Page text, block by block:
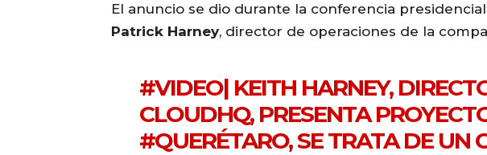
El anuncio se dio durante la conferencia
Patrick Harney, director de operaciones de la
#VIDEO| KEITH HARNEY,
CLOUDHQ, PRESENTA
#QUERÉTARO, SE TRATA DE UN